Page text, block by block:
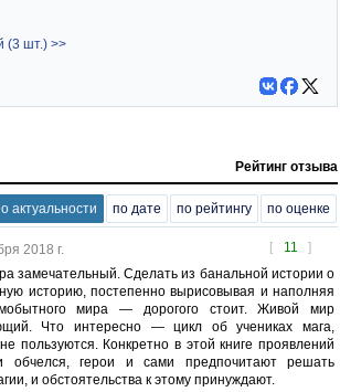
(3 шт.) >>
Рейтинг отзыва
актуальности по дате по рейтингу по оценке
[ 11 ]
2018 г.
замечательный. Сделать из банальной истории о
историю, постепенно вырисовывая и наполняя
мира — дорогого стоит. Живой мир
Что интересно — цикл об учениках мага,
пользуются. Конкретно в этой книге проявлений
обчелся, герои и сами предпочитают решать
и обстоятельства к этому принуждают.